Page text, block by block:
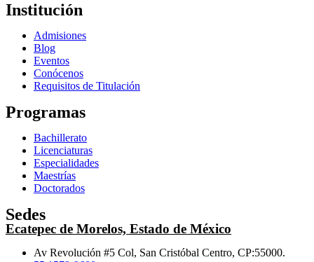
Institución
Admisiones
Blog
Eventos
Conócenos
Requisitos de Titulación
Programas
Bachillerato
Licenciaturas
Especialidades
Maestrías
Doctorados
Sedes
Ecatepec de Morelos, Estado de México
Av Revolución #5 Col, San Cristóbal Centro, CP:55000.